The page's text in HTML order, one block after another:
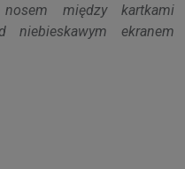
między kartkami
niebieskawym ekranem